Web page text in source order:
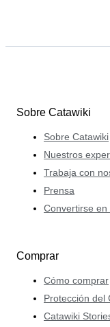
Sobre Catawiki
Sobre Catawiki
Nuestros
Trabaja con
Prensa
Convertirse
Comprar
Cómo comprar
Protección del
Catawiki